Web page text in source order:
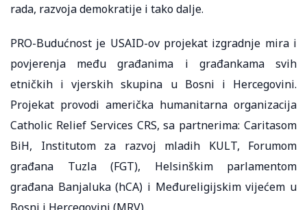
rada, razvoja demokratije i tako dalje.
PRO-Budućnost je USAID-ov projekat izgradnje mira i
povjerenja među građanima i građankama svih
etničkih i vjerskih skupina u Bosni i Hercegovini.
Projekat provodi američka humanitarna organizacija
Catholic Relief Services CRS, sa partnerima: Caritasom
BiH, Institutom za razvoj mladih KULT, Forumom
građana Tuzla (FGT), Helsinškim parlamentom
građana Banjaluka (hCA) i Međureligijskim vijećem u